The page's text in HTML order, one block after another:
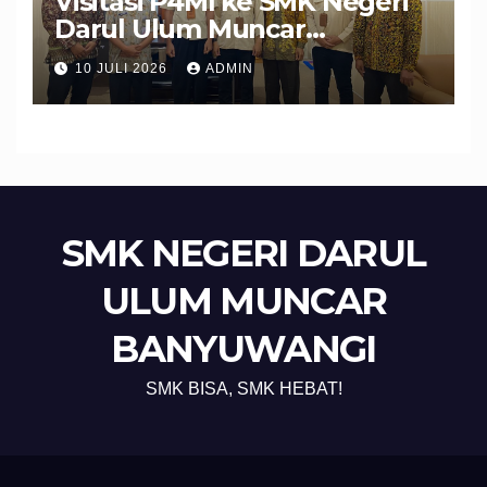
Darul Ulum Muncar
Banyuwangi Perkuat Sinergi
Edukasi dan Perlindungan
Calon Pekerja Migran
10 JULI 2026 ADMIN
SMK NEGERI DARUL
ULUM MUNCAR
BANYUWANGI
SMK BISA, SMK HEBAT!